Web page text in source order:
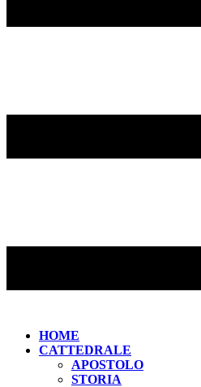
HOME
CATTEDRALE
APOSTOLO
STORIA